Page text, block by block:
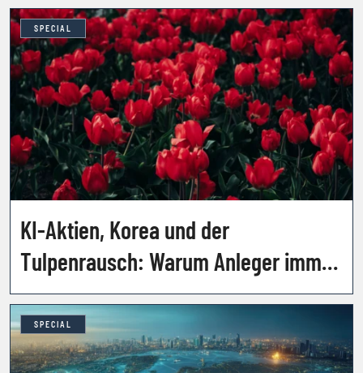
SPECIAL
KI-Aktien, Korea und der
Tulpenrausch: Warum Anleger immer
wieder dieselben Fehler machen
SPECIAL